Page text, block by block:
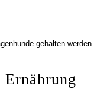
gehalten
Ernährung